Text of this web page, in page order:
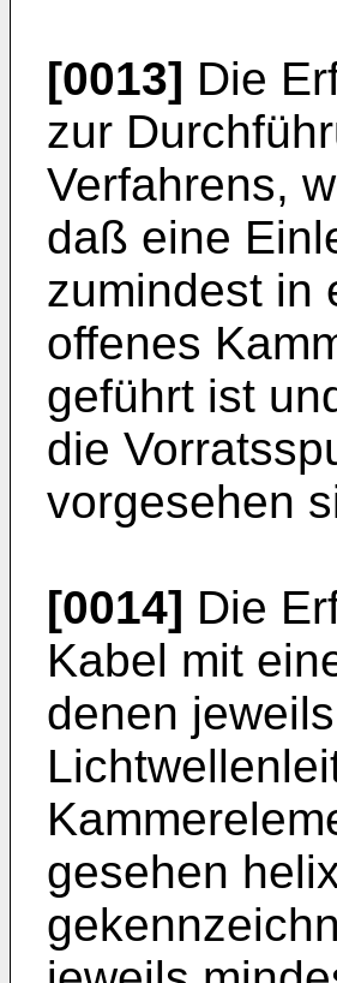
[0013] Die
zur
Verfahrens,
daß eine
zumindest in
offenes
geführt ist
die
vorgesehen
[0014] Die
Kabel mit
denen
gesehen